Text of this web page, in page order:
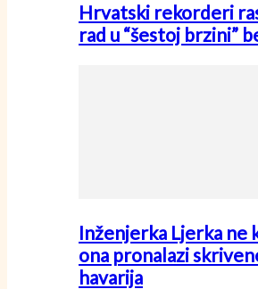
Hrvatski rekorderi
rad u “šestoj brzini”
Inženjerka Ljerka ne
ona pronalazi
havarija